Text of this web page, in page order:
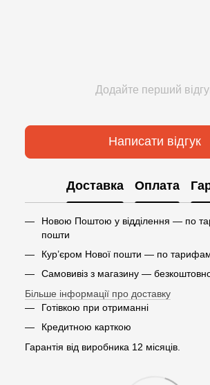
Додайте перший
Написати відгук
Доставка Оплата
Новою Поштою у відділення — по
пошти
Кур’єром Нової пошти — по
Самовивіз з магазину —
Більше інформації про доставку
Готівкою при отриманні
Кредитною карткою
Гарантія від виробника 12 місяців.